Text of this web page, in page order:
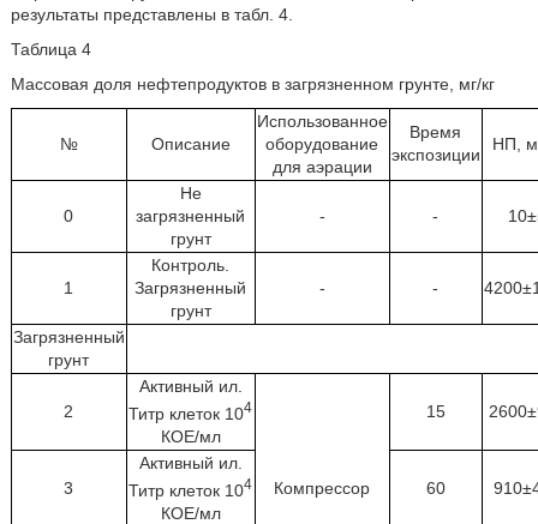
результаты представлены в табл. 4.
Таблица 4
Массовая доля нефтепродуктов в загрязненном грунте, мг/кг
№ Описание
Использованное
оборудование
для аэрации
Время
экспозиции
НП,
0
Не
загрязненный
грунт
- -
1
Контроль.
Загрязненный
грунт
- -
Загрязненный
грунт
2
Активный ил.
Титр клеток 104
КОЕ/мл
Компрессор
15
3
Активный ил.
Титр клеток 104
КОЕ/мл
60